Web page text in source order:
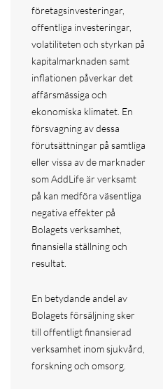
företagsinvesteringar,
offentliga investeringar,
volatiliteten och styrkan på
kapitalmarknaden samt
inflationen påverkar det
affärsmässiga och
ekonomiska klimatet. En
försvagning av dessa
förutsättningar på samtliga
eller vissa av de marknader
som AddLife är verksamt
på kan medföra väsentliga
negativa effekter på
Bolagets verksamhet,
finansiella ställning och
resultat.
En betydande andel av
Bolagets försäljning sker
till offentligt finansierad
verksamhet inom sjukvård,
forskning och omsorg.